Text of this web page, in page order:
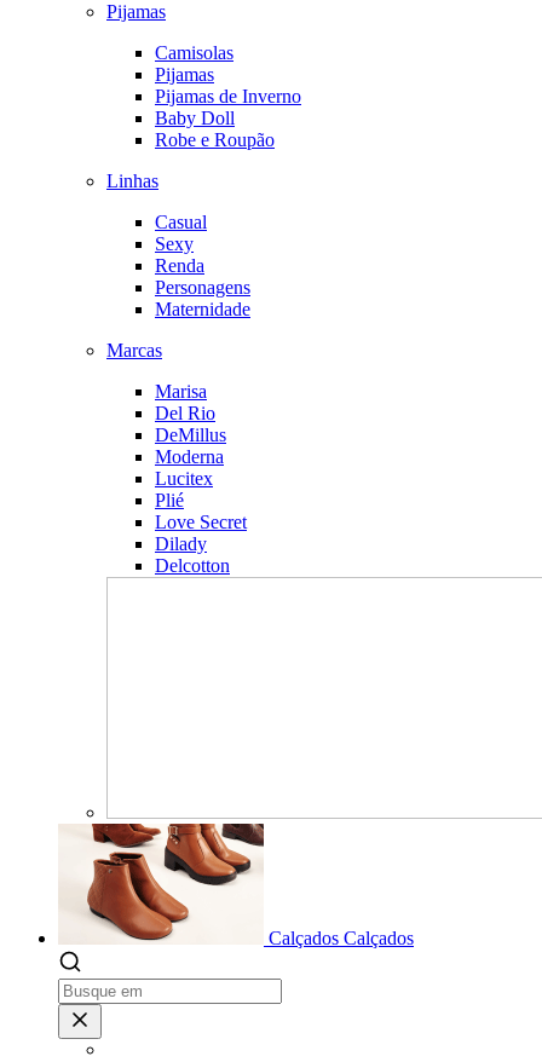
Pijamas
Camisolas
Pijamas
Pijamas de Inverno
Baby Doll
Robe e Roupão
Linhas
Casual
Sexy
Renda
Personagens
Maternidade
Marcas
Marisa
Del Rio
DeMillus
Moderna
Lucitex
Plié
Love Secret
Dilady
Delcotton
Calçados Calçados